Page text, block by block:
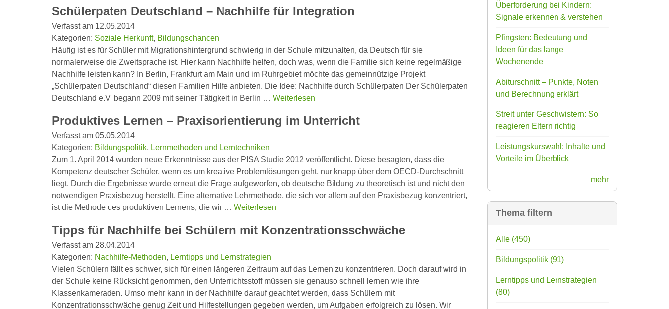
Schülerpaten Deutschland – Nachhilfe für Integration
Verfasst am 12.05.2014
Kategorien: Soziale Herkunft, Bildungschancen
Häufig ist es für Schüler mit Migrationshintergrund schwierig in der Schule mitzuhalten, da Deutsch für sie
normalerweise die Zweitsprache ist. Hier kann Nachhilfe helfen, doch was, wenn die Familie sich keine regelmäßige
Nachhilfe leisten kann? In Berlin, Frankfurt am Main und im Ruhrgebiet möchte das gemeinnützige Projekt
„Schülerpaten Deutschland“ diesen Familien Hilfe anbieten. Die Idee: Nachhilfe durch Schülerpaten Der Schülerpaten
Deutschland e.V. begann 2009 mit seiner Tätigkeit in Berlin … Weiterlesen
Produktives Lernen – Praxisorientierung im Unterricht
Verfasst am 05.05.2014
Kategorien: Bildungspolitik, Lernmethoden und Lerntechniken
Zum 1. April 2014 wurden neue Erkenntnisse aus der PISA Studie 2012 veröffentlicht. Diese besagten, dass die
Kompetenz deutscher Schüler, wenn es um kreative Problemlösungen geht, nur knapp über dem OECD-Durchschnitt
liegt. Durch die Ergebnisse wurde erneut die Frage aufgeworfen, ob deutsche Bildung zu theoretisch ist und nicht den
notwendigen Praxisbezug herstellt. Eine alternative Lehrmethode, die sich vor allem auf den Praxisbezug konzentriert,
ist die Methode des produktiven Lernens, die wir … Weiterlesen
Tipps für Nachhilfe bei Schülern mit Konzentrationsschwäche
Verfasst am 28.04.2014
Kategorien: Nachhilfe-Methoden, Lerntipps und Lernstrategien
Vielen Schülern fällt es schwer, sich für einen längeren Zeitraum auf das Lernen zu konzentrieren. Doch darauf wird in
der Schule keine Rücksicht genommen, den Unterrichtsstoff müssen sie genauso schnell lernen wie ihre
Klassenkameraden. Umso mehr kann in der Nachhilfe darauf geachtet werden, dass Schülern mit
Konzentrationsschwäche genug Zeit und Hilfestellungen gegeben werden, um Aufgaben erfolgreich zu lösen. Wir
Überforderung bei Kindern:
Signale erkennen & verstehen
Pfingsten: Bedeutung und
Ideen für das lange
Wochenende
Abiturschnitt – Punkte, Noten
und Berechnung erklärt
Streit unter Geschwistern: So
reagieren Eltern richtig
Leistungskurswahl: Inhalte und
Vorteile im Überblick
mehr
Thema filtern
Alle (450)
Bildungspolitik (91)
Lerntipps und Lernstrategien
(80)